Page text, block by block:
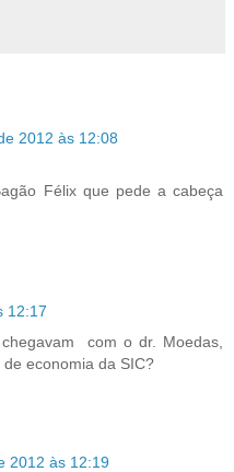
2012 às 12:08
Félix que pede a cabeça
12:17
com o dr. Moedas,
economia da SIC?
2012 às 12:19